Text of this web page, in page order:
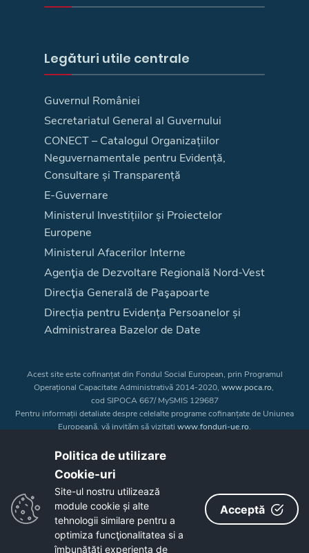
Legături utile centrale
Guvernul României
Secretariatul General al Guvernului
CONECT – Catalogul Organizațiilor
Neguvernamentale pentru Evidență,
Consultare și Transparență
E-Guvernare
Ministerul Investițiilor și Proiectelor
Europene
Ministerul Afacerilor Interne
Agenţia de Dezvoltare Regională Nord-Vest
Direcţia Generală de Paşapoarte
Direcția pentru Evidența Persoanelor și
Administrarea Bazelor de Date
Acest site este cofinanțat din Fondul Social European, prin Programul
Operațional Capacitate Administrativă 2014-2020, www.poca.ro,
cod SIPOCA 667/ MySMIS 129687
Pentru informații detaliate despre celelalte programe cofinanțate de Uniunea
Europeană, vă invităm să vizitați www.fonduri-ue.ro.
a Uniunii Europene. Întreaga responsabilitate asupra
Copyright © 2026 - Consiliul Judeţean Bistrița-Năsăud
Politica de utilizare
Cookie-uri‎
Site-ul nostru utilizează
module cookie și alte
tehnologii similare pentru a
optimiza funcţionalitatea si a
îmbunătăţi experienţa de
Acceptă